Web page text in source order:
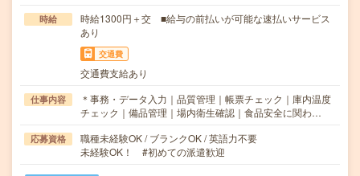
時給
時給1300円＋交 ■給与の前払いが可能な速払いサービス
あり
交通費
交通費支給あり
仕事内容
＊事務・データ入力｜品質管理｜帳票チェック｜庫内温度
チェック｜備品管理｜場内衛生確認｜食品安全に関わ…
応募資格
職種未経験OK / ブランクOK / 英語力不要
未経験OK！ #初めての派遣歓迎